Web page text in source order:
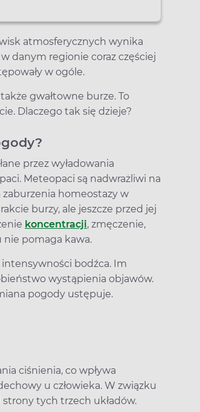
atmosferycznych wynika
danym regionie coraz częściej
w ogóle.
gwałtowne burze. To
Dlaczego tak się dzieje?
przez wyładowania
Meteopaci są nadwrażliwi na
zaburzenia homeostazy w
burzy, ale jeszcze przed jej
koncentracji, zmęczenie,
nie pomaga kawa.
bodźca. Im
wystąpienia objawów.
pogody ustępuje.
ciśnienia, co wpływa
u człowieka. W związku
tych trzech układów.